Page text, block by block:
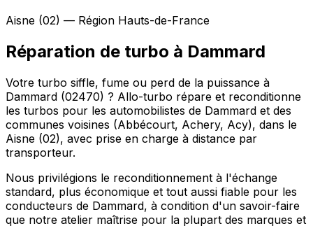
Aisne (02) — Région Hauts-de-France
Réparation de turbo à Dammard
Votre turbo siffle, fume ou perd de la puissance à
Dammard (02470) ? Allo-turbo répare et reconditionne
les turbos pour les automobilistes de Dammard et des
communes voisines (Abbécourt, Achery, Acy), dans le
Aisne (02), avec prise en charge à distance par
transporteur.
Nous privilégions le reconditionnement à l'échange
standard, plus économique et tout aussi fiable pour les
conducteurs de Dammard, à condition d'un savoir-faire
que notre atelier maîtrise pour la plupart des marques et